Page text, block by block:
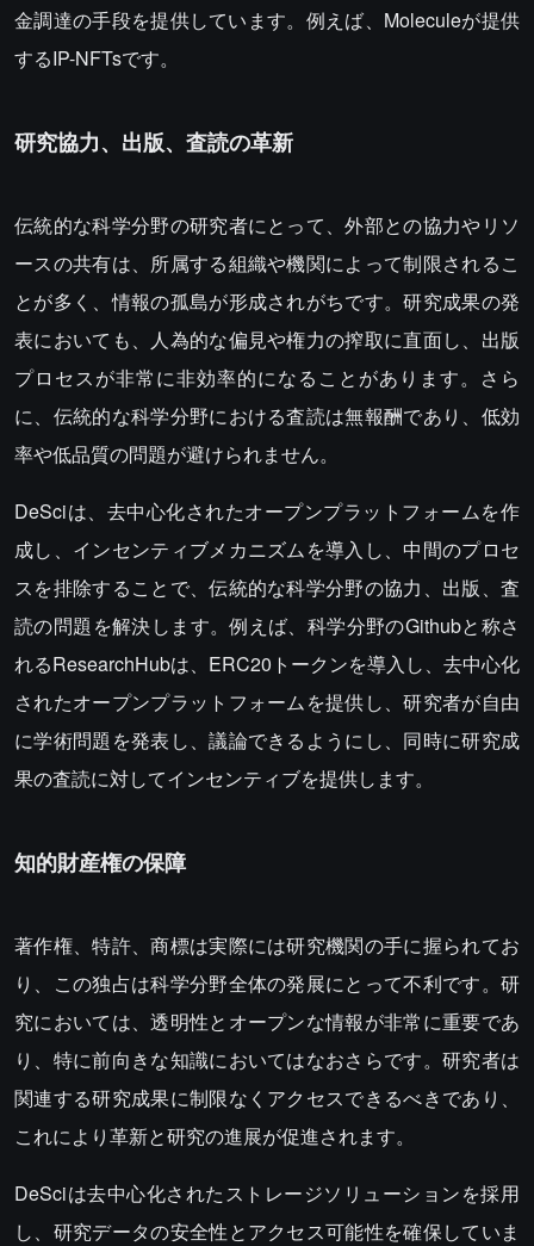
金調達の手段を提供しています。例えば、Moleculeが提供
するIP-NFTsです。
研究協力、出版、査読の革新
伝統的な科学分野の研究者にとって、外部との協力やリソ
ースの共有は、所属する組織や機関によって制限されるこ
とが多く、情報の孤島が形成されがちです。研究成果の発
表においても、人為的な偏見や権力の搾取に直面し、出版
プロセスが非常に非効率的になることがあります。さら
に、伝統的な科学分野における査読は無報酬であり、低効
率や低品質の問題が避けられません。
DeSciは、去中心化されたオープンプラットフォームを作
成し、インセンティブメカニズムを導入し、中間のプロセ
スを排除することで、伝統的な科学分野の協力、出版、査
読の問題を解決します。例えば、科学分野のGithubと称さ
れるResearchHubは、ERC20トークンを導入し、去中心化
されたオープンプラットフォームを提供し、研究者が自由
に学術問題を発表し、議論できるようにし、同時に研究成
果の査読に対してインセンティブを提供します。
知的財産権の保障
著作権、特許、商標は実際には研究機関の手に握られてお
り、この独占は科学分野全体の発展にとって不利です。研
究においては、透明性とオープンな情報が非常に重要であ
り、特に前向きな知識においてはなおさらです。研究者は
関連する研究成果に制限なくアクセスできるべきであり、
これにより革新と研究の進展が促進されます。
DeSciは去中心化されたストレージソリューションを採用
し、研究データの安全性とアクセス可能性を確保していま